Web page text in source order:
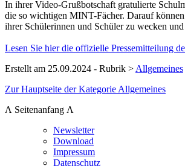
In ihrer Video-Grußbotschaft gratulierte
die so wichtigen MINT-Fächer. Darauf
ihrer Schülerinnen und Schüler zu wecken
Lesen Sie hier die offizielle Pressemitteilung
Erstellt am 25.09.2024 - Rubrik > Allgemeines
Zur Hauptseite der Kategorie Allgemeines
Λ Seitenanfang Λ
Newsletter
Download
Impressum
Datenschutz